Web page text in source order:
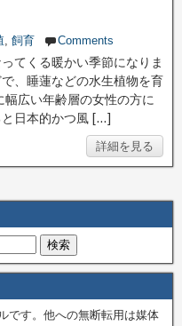
, 飼育 Comments
てくる暖かい季節になりま
、睡蓮などの水生植物を育
広い年齢層の女性の方に
日本的かつ風 […]
詳細を見る
です。他への無断転用は媒体